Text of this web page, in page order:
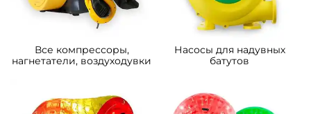
Все компрессоры,
нагнетатели, воздуходувки
Насосы для надувных
батутов